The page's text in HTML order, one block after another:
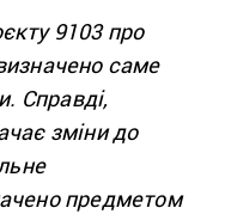
9103 про
саме
Справді,
зміни до
предметом